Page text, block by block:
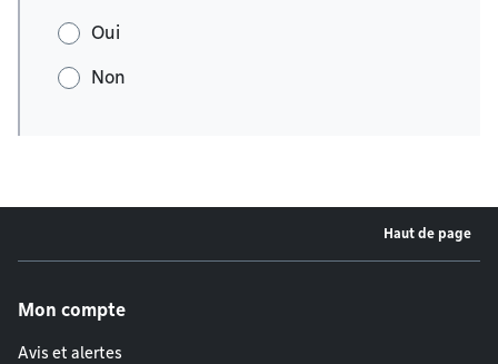
Oui
Non
Haut de page
Mon compte
Avis et alertes